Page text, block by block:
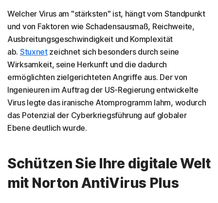
Welcher Virus am "stärksten" ist, hängt vom Standpunkt
und von Faktoren wie Schadensausmaß, Reichweite,
Ausbreitungsgeschwindigkeit und Komplexität
ab. Stuxnetzeichnet sich besonders durch seine
Wirksamkeit, seine Herkunft und die dadurch
ermöglichten zielgerichteten Angriffe aus. Der von
Ingenieuren im Auftrag der US-Regierung entwickelte
Virus legte das iranische Atomprogramm lahm, wodurch
das Potenzial der Cyberkriegsführung auf globaler
Ebene deutlich wurde.
Schützen Sie Ihre digitale Welt
mit Norton AntiVirus Plus